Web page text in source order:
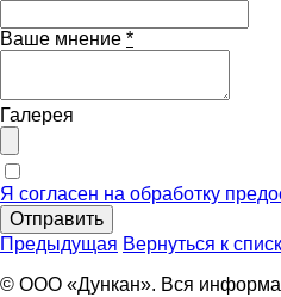
Ваше мнение *
Галерея
Я согласен на обработку
Отправить
Предыдущая Вернуться к
© ООО «Дункан». Вся